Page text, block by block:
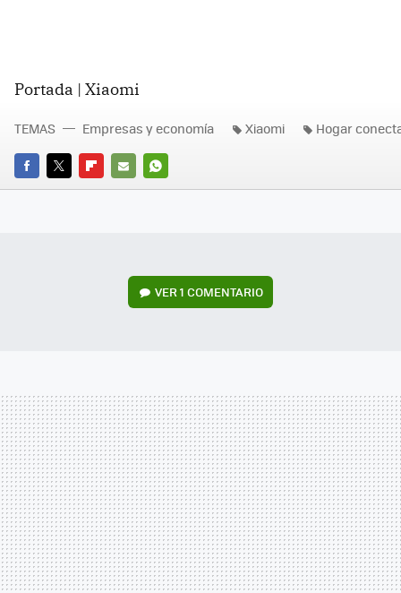
Portada | Xiaomi
FACEBOOK
TWITTERFLIPBOARD
E-
WHATSAPP
TEMAS Empresas y economía Xiaomi Hogar
VER1 COMENTARIO